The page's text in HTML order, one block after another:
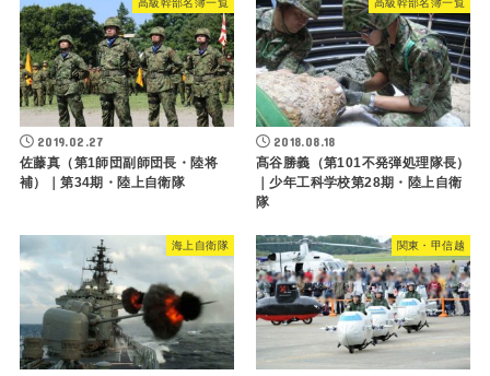
高級幹部名簿一覧
2019.02.27
佐藤真（第1師団副師団長・陸将
補）｜第34期・陸上自衛隊
高級幹部名簿一覧
2018.08.18
髙谷勝義（第101不発弾処理隊長）
｜少年工科学校第28期・陸上自衛
隊
海上自衛隊 関東・甲信越